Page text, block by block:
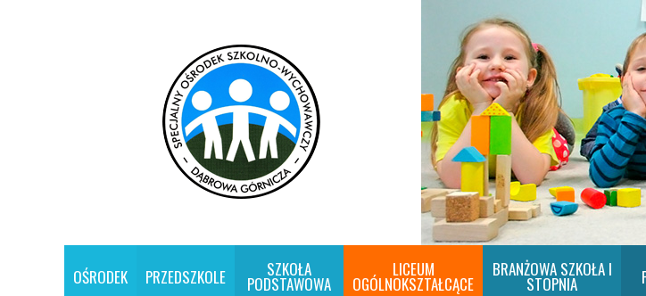
OŚRODEK PRZEDSZKOLE SZKOŁA
PODSTAWOWA
LICEUM
OGÓLNOKSZTAŁCĄCE
BRANŻOWA SZKOŁA I
STOPNIA